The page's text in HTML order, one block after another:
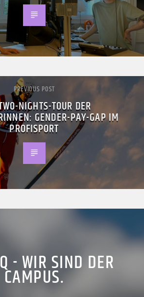
PREVIOUS POST
NIGHTS-TOUR DER
GENDER-PAY-GAP IM
PROFISPORT
- WIR SIND DER
CAMPUS.